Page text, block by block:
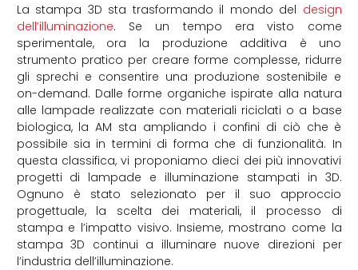
La stampa 3D sta trasformando il mondo del design
dell’illuminazione. Se un tempo era visto come
sperimentale, ora la produzione additiva è uno
strumento pratico per creare forme complesse, ridurre
gli sprechi e consentire una produzione sostenibile e
on-demand. Dalle forme organiche ispirate alla natura
alle lampade realizzate con materiali riciclati o a base
biologica, la AM sta ampliando i confini di ciò che è
possibile sia in termini di forma che di funzionalità. In
questa classifica, vi proponiamo dieci dei più innovativi
progetti di lampade e illuminazione stampati in 3D.
Ognuno è stato selezionato per il suo approccio
progettuale, la scelta dei materiali, il processo di
stampa e l’impatto visivo. Insieme, mostrano come la
stampa 3D continui a illuminare nuove direzioni per
l’industria dell’illuminazione.